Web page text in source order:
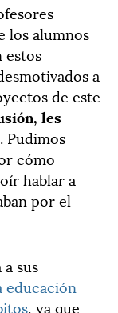
los alumnos
estos
a
de este
les
Pudimos
cómo
hablar a
por el
sus
educación
, ya que